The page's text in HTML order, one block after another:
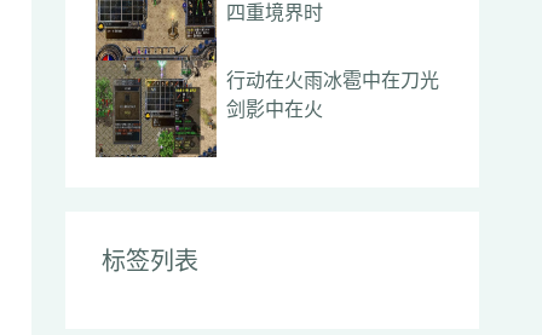
四重境界时
行动在火雨冰雹中在刀光
剑影中在火
标签列表